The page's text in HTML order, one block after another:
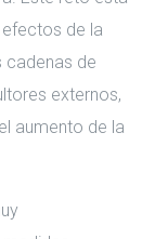
de la
cadenas de
externos,
aumento de la